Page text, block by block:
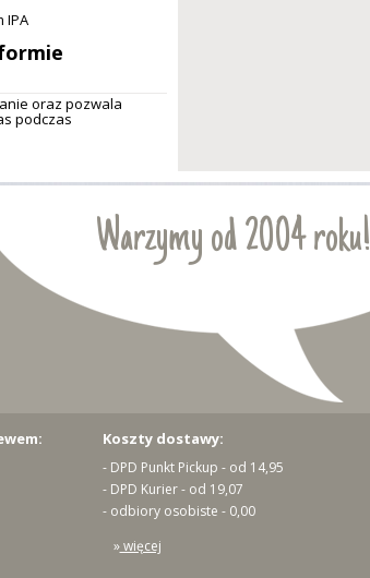
IPA
oraz pozwala
podczas
Warzymy od 2004 roku!
Koszty dostawy:
- DPD Punkt Pickup - od 14,95
- DPD Kurier - od 19,07
- odbiory osobiste - 0,00
»więcej